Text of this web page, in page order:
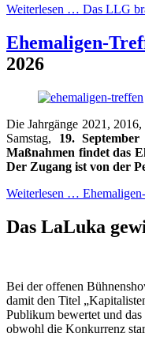
Weiterlesen … Das LLG
Ehemaligen-
2026
Die Jahrgänge 2021,
Samstag, 19. September
Maßnahmen findet das
Der Zugang ist von der
Weiterlesen …
Das LaLuka
Bei der offenen
damit den Titel
Publikum bewertet und
obwohl die Konkurrenz